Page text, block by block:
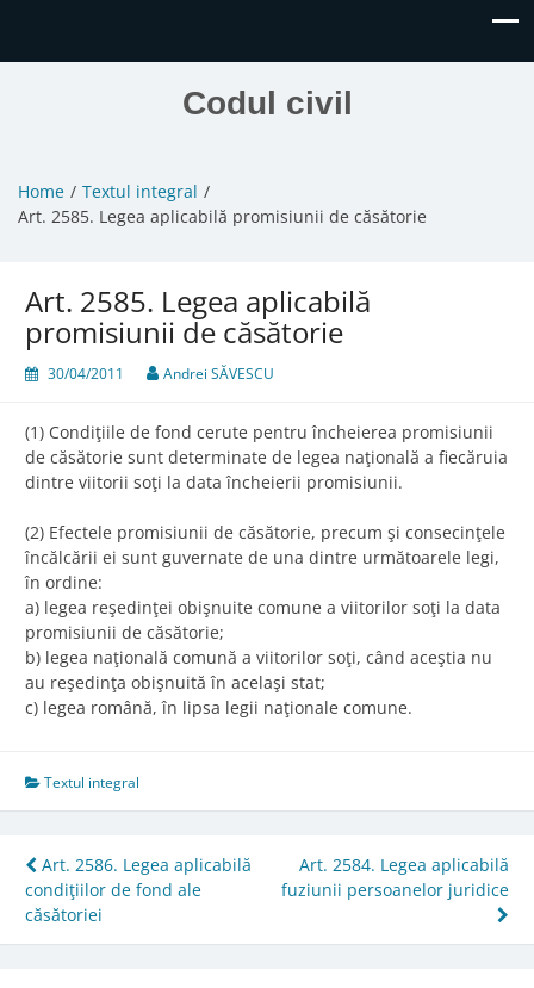
Codul civil
Home
Textul integral
Art. 2585. Legea aplicabilă promisiunii de căsătorie
Art. 2585. Legea aplicabilă
promisiunii de căsătorie
30/04/2011 Andrei SĂVESCU
(1) Condiţiile de fond cerute pentru încheierea promisiunii
de căsătorie sunt determinate de legea naţională a fiecăruia
dintre viitorii soţi la data încheierii promisiunii.
(2) Efectele promisiunii de căsătorie, precum şi consecinţele
încălcării ei sunt guvernate de una dintre următoarele legi,
în ordine:
a) legea reşedinţei obişnuite comune a viitorilor soţi la data
promisiunii de căsătorie;
b) legea naţională comună a viitorilor soţi, când aceştia nu
au reşedinţa obişnuită în acelaşi stat;
c) legea română, în lipsa legii naţionale comune.
Textul integral
Post
navigation
Art. 2586. Legea aplicabilă
condiţiilor de fond ale
căsătoriei
Art. 2584. Legea aplicabilă
fuziunii persoanelor juridice